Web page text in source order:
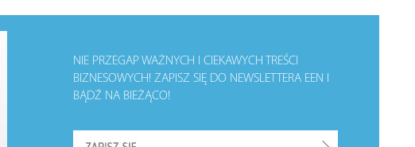
NIE PRZEGAP WAŻNYCH I CIEKAWYCH TREŚCI
BIZNESOWYCH! ZAPISZ SIĘ DO NEWSLETTERA EEN I
BĄDŹ NA BIEŻĄCO!